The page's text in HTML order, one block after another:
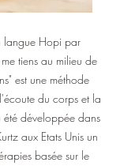
langue Hopi par
tiens au milieu de
est une méthode
du corps et la
développée dans
aux Etats Unis un
basée sur le